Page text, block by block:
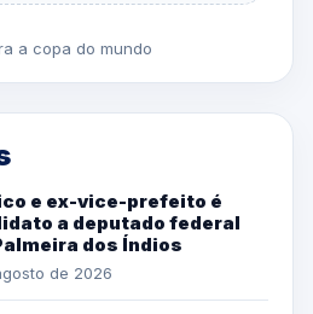
a copa do mundo
e ex-vice-prefeito é
a deputado federal
dos Índios
de 2026